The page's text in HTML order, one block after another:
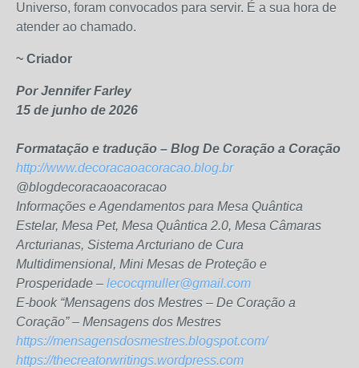
Universo, foram convocados para servir. É a sua hora de
atender ao chamado.
~ Criador
Por Jennifer Farley
15 de junho de 2026
Formatação e tradução – Blog De Coração a Coração
http://www.decoracaoacoracao.blog.br
@blogdecoracaoacoracao
Informações e Agendamentos para Mesa Quântica
Estelar, Mesa Pet, Mesa Quântica 2.0, Mesa Câmaras
Arcturianas, Sistema Arcturiano de Cura
Multidimensional, Mini Mesas de Proteção e
Prosperidade – lecocqmuller@gmail.com
E-book “Mensagens dos Mestres – De Coração a
Coração” – Mensagens dos Mestres
https://mensagensdosmestres.blogspot.com/
https://thecreatorwritings.wordpress.com